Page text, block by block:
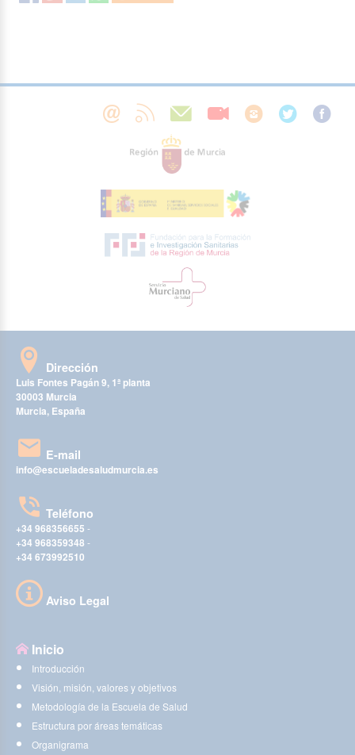
Dirección
Luis Fontes Pagán 9, 1ª planta
30003 Murcia
Murcia, España
E-mail
info@escueladesaludmurcia.es
Teléfono
+34 968356655 -
+34 968359348 -
+34 673992510
Aviso Legal
Inicio
Introducción
Visión, misión, valores y objetivos
Metodología de la Escuela de Salud
Estructura por áreas temáticas
Organigrama